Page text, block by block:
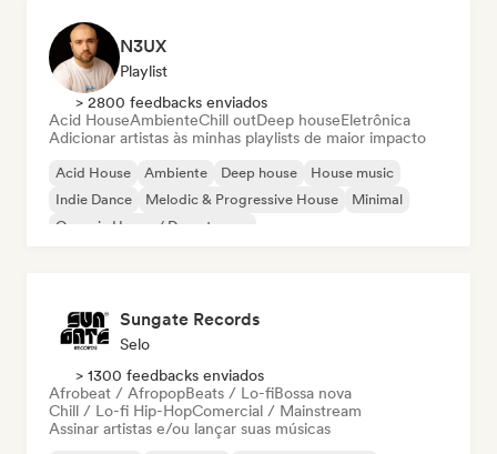
N3UX
Playlist
> 2800 feedbacks enviados
Acid HouseAmbienteChill outDeep houseEletrônica
Adicionar artistas às minhas playlists de maior impacto
Acid House Ambiente Deep house
House music
Indie Dance
Melodic & Progressive House
Minimal
Organic House / Downtempo
Sungate Records
Selo
> 1300 feedbacks enviados
Afrobeat / AfropopBeats / Lo-fiBossa nova
Chill / Lo-fi Hip-HopComercial / Mainstream
Assinar artistas e/ou lançar suas músicas